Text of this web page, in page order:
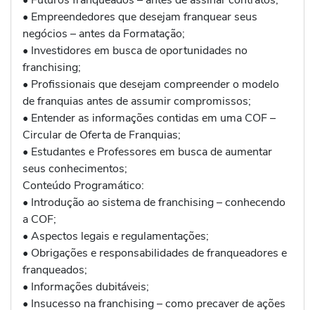
• Empreendedores que desejam franquear seus
negócios – antes da Formatação;
• Investidores em busca de oportunidades no
franchising;
• Profissionais que desejam compreender o modelo
de franquias antes de assumir compromissos;
• Entender as informações contidas em uma COF –
Circular de Oferta de Franquias;
• Estudantes e Professores em busca de aumentar
seus conhecimentos;
Conteúdo Programático:
• Introdução ao sistema de franchising – conhecendo
a COF;
• Aspectos legais e regulamentações;
• Obrigações e responsabilidades de franqueadores e
franqueados;
• Informações dubitáveis;
• Insucesso na franchising – como precaver de ações